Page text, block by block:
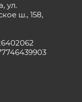
ул.
ш., 158,